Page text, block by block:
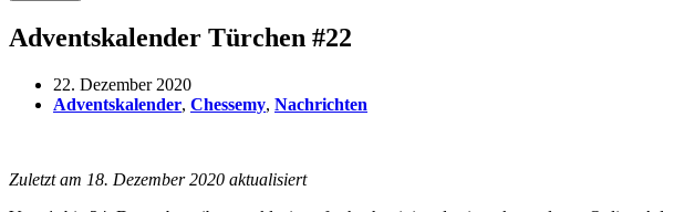
Adventskalender Türchen #22
22. Dezember 2020
Adventskalender, Chessemy, Nachrichten
Zuletzt am 18. Dezember 2020 aktualisiert